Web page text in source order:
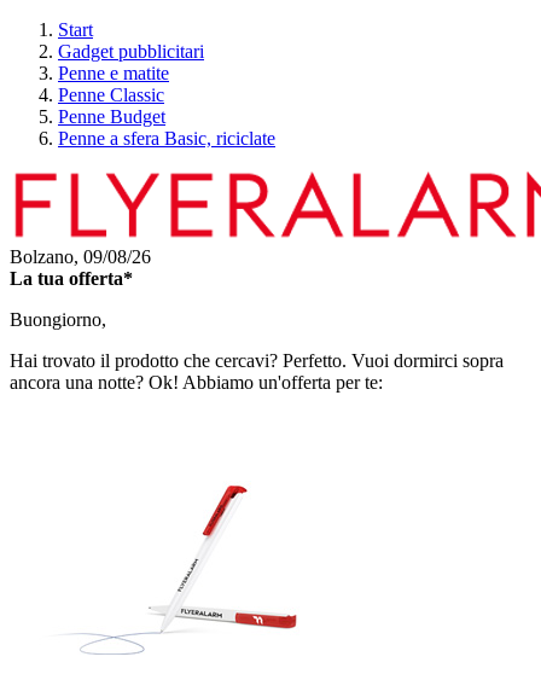
Start
Gadget pubblicitari
Penne e matite
Penne Classic
Penne Budget
Penne a sfera Basic, riciclate
Bolzano, 09/08/26
La tua offerta*
Buongiorno,
Hai trovato il prodotto che cercavi? Perfetto. Vuoi dormirci sopra
ancora una notte? Ok! Abbiamo un'offerta per te: